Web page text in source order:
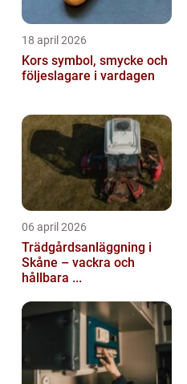
18 april 2026
Kors symbol, smycke och
följeslagare i vardagen
06 april 2026
Trädgårdsanläggning i
Skåne – vackra och
hållbara ...